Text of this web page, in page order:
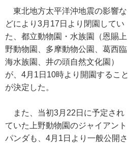
東北地方太平洋沖地震の影響な
どにより3月17日より閉園してい
た、都立動物園・水族園（恩賜上
野動物園、多摩動物公園、葛西臨
海水族園、井の頭自然文化園）
が、4月1日10時より開園すること
が決定した。
また、当初3月22日に予定され
ていた上野動物園のジャイアント
パンダも、4月1日より一般公開さ